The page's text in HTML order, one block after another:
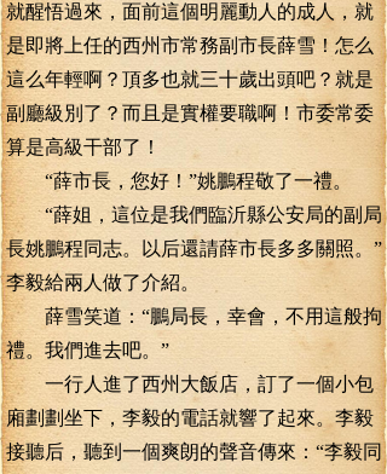
就醒悟過來，面前這個明麗動人的成人，就
是即將上任的西州市常務副市長薛雪！怎么
這么年輕啊？頂多也就三十歲出頭吧？就是
副廳級別了？而且是實權要職啊！市委常委
算是高級干部了！
“薛市長，您好！”姚鵬程敬了一禮。
“薛姐，這位是我們臨沂縣公安局的副局
長姚鵬程同志。以后還請薛市長多多關照。”
李毅給兩人做了介紹。
薛雪笑道：“鵬局長，幸會，不用這般拘
禮。我們進去吧。”
一行人進了西州大飯店，訂了一個小包
廂劃劃坐下，李毅的電話就響了起來。李毅
接聽后，聽到一個爽朗的聲音傳來：“李毅同